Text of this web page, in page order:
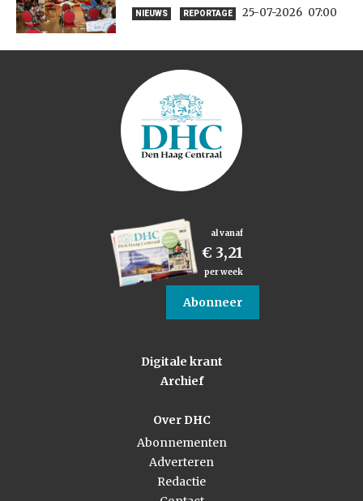
NIEUWS REPORTAGE 25-07-2026 07:00
al vanaf
€ 3,21
per week
Abonneer
Digitale krant
Archief
Over DHC
Abonnementen
Adverteren
Redactie